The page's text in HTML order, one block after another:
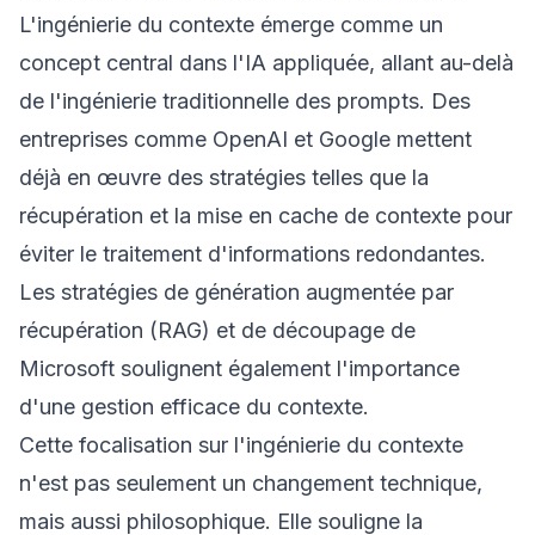
L'ingénierie du contexte émerge comme un
concept central dans l'IA appliquée, allant au-delà
de l'ingénierie traditionnelle des prompts. Des
entreprises comme OpenAI et Google mettent
déjà en œuvre des stratégies telles que la
récupération et la mise en cache de contexte pour
éviter le traitement d'informations redondantes.
Les stratégies de génération augmentée par
récupération (RAG) et de découpage de
Microsoft soulignent également l'importance
d'une gestion efficace du contexte.
Cette focalisation sur l'ingénierie du contexte
n'est pas seulement un changement technique,
mais aussi philosophique. Elle souligne la